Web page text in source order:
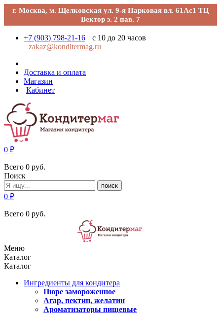
г. Москва, м. Щелковская ул. 9-я Парковая вл. 61Ас1 ТЦ
Вектор э. 2 пав. 7
+7 (903) 798-21-16
с 10 до 20 часов
zakaz@konditermag.ru
Доставка и оплата
Магазин
Кабинет
0 ₽
Всего 0 руб.
Поиск
поиск
0 ₽
Всего 0 руб.
Меню
Каталог
Каталог
Ингредиенты для кондитера
Пюре замороженное
Агар, пектин, желатин
Ароматизаторы пищевые